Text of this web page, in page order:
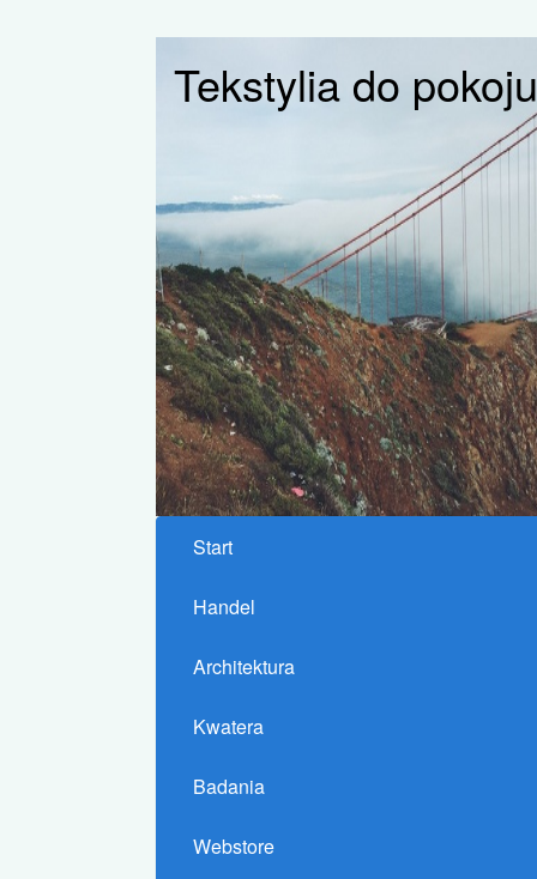
Tekstylia do
Start
Handel
Architektura
Kwatera
Badania
Webstore